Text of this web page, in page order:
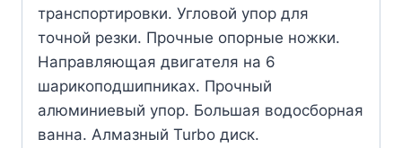
транспортировки. Угловой упор для
точной резки. Прочные опорные ножки.
Направляющая двигателя на 6
шарикоподшипниках. Прочный
алюминиевый упор. Большая водосборная
ванна. Алмазный Turbo диск.